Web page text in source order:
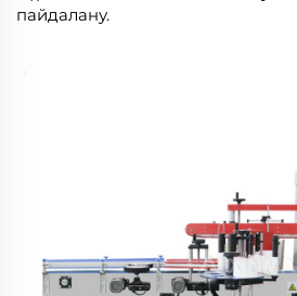
пайдалану.